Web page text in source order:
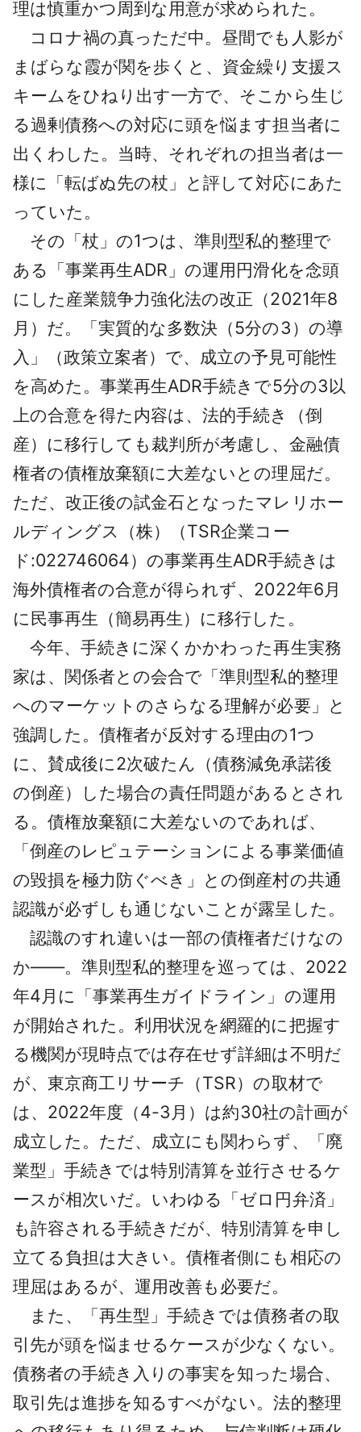
理は慎重かつ周到な用意が求められた。
コロナ禍の真っただ中。昼間でも人影が
まばらな霞が関を歩くと、資金繰り支援ス
キームをひねり出す一方で、そこから生じ
る過剰債務への対応に頭を悩ます担当者に
出くわした。当時、それぞれの担当者は一
様に「転ばぬ先の杖」と評して対応にあた
っていた。
その「杖」の1つは、準則型私的整理で
ある「事業再生ADR」の運用円滑化を念頭
にした産業競争力強化法の改正（2021年8
月）だ。「実質的な多数決（5分の3）の導
入」（政策立案者）で、成立の予見可能性
を高めた。事業再生ADR手続きで5分の3以
上の合意を得た内容は、法的手続き（倒
産）に移行しても裁判所が考慮し、金融債
権者の債権放棄額に大差ないとの理屈だ。
ただ、改正後の試金石となったマレリホー
ルディングス（株）（TSR企業コー
ド:022746064）の事業再生ADR手続きは
海外債権者の合意が得られず、2022年6月
に民事再生（簡易再生）に移行した。
今年、手続きに深くかかわった再生実務
家は、関係者との会合で「準則型私的整理
へのマーケットのさらなる理解が必要」と
強調した。債権者が反対する理由の1つ
に、賛成後に2次破たん（債務減免承諾後
の倒産）した場合の責任問題があるとされ
る。債権放棄額に大差ないのであれば、
「倒産のレピュテーションによる事業価値
の毀損を極力防ぐべき」との倒産村の共通
認識が必ずしも通じないことが露呈した。
認識のすれ違いは一部の債権者だけなの
か――。準則型私的整理を巡っては、2022
年4月に「事業再生ガイドライン」の運用
が開始された。利用状況を網羅的に把握す
る機関が現時点では存在せず詳細は不明だ
が、東京商工リサーチ（TSR）の取材で
は、2022年度（4-3月）は約30社の計画が
成立した。ただ、成立にも関わらず、「廃
業型」手続きでは特別清算を並行させるケ
ースが相次いだ。いわゆる「ゼロ円弁済」
も許容される手続きだが、特別清算を申し
立てる負担は大きい。債権者側にも相応の
理屈はあるが、運用改善も必要だ。
また、「再生型」手続きでは債務者の取
引先が頭を悩ませるケースが少なくない。
債務者の手続き入りの事実を知った場合、
取引先は進捗を知るすべがない。法的整理